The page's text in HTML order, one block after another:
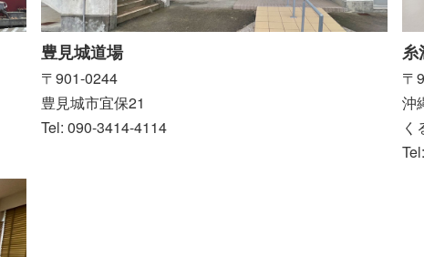
豊見城道場
〒901-0244
豊見城市宜保21
Tel: 090-3414-4114
糸
〒
沖
く